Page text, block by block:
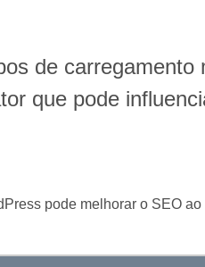
de
que pode
pode melhorar o SEO